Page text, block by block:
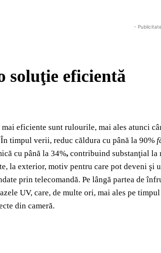
-
soluţie eficientă
eficiente sunt rulourile, mai ales atunci
timpul verii, reduc căldura cu până la 90%
cu până la 34%, contribuind substanţial la
la exterior, motiv pentru care pot deveni şi
prin telecomandă. Pe lângă partea de
UV, care, de multe ori, mai ales pe
din cameră.